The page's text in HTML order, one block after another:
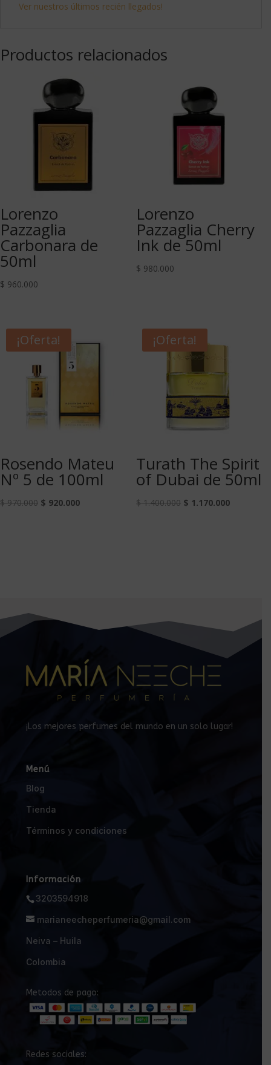
Ver nuestros últimos recién llegados!
Productos relacionados
Lorenzo
Pazzaglia
Carbonara de
50ml
$ 960.000
Lorenzo
Pazzaglia Cherry
Ink de 50ml
$ 980.000
¡Oferta!
Rosendo Mateu
Nº 5 de 100ml
$970.000 $ 920.000
¡Oferta!
Turath The Spirit
of Dubai de 50ml
$1.400.000 $ 1.170.000
¡Los mejores perfumes del mundo en un solo lugar!
Menú
Blog
Tienda
Términos y condiciones
Información
3203594918
marianeecheperfumeria@gmail.com
Neiva – Huila
Colombia
Metodos de pago:
Redes sociales: